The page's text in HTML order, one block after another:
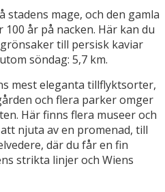
stadens mage, och den gamla
år på nacken. Här kan du
till persisk kaviar
söndag: 5,7 km.
mest eleganta tillflyktsorter,
och flera parker omger
Här finns flera museer och
njuta av en promenad, till
där du får en fin
strikta linjer och Wiens